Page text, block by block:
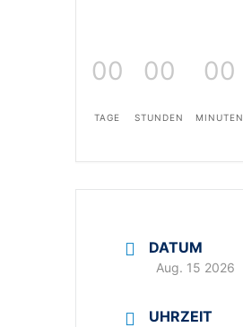
00
TAGE
00
STUNDEN
00
MINUTEN
DATUM
Aug. 15 2026
UHRZEIT